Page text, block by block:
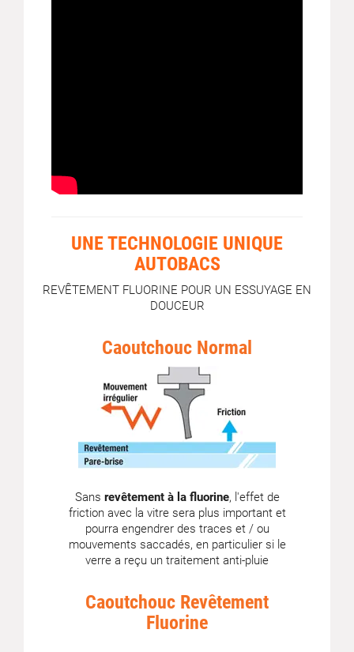
UNE TECHNOLOGIE UNIQUE
AUTOBACS
REVÊTEMENT FLUORINE POUR UN ESSUYAGE EN
DOUCEUR
Caoutchouc Normal
Sans revêtement à la fluorine, l'effet de
friction avec la vitre sera plus important et
pourra engendrer des traces et / ou
mouvements saccadés, en particulier si le
verre a reçu un traitement anti-pluie
Caoutchouc Revêtement
Fluorine